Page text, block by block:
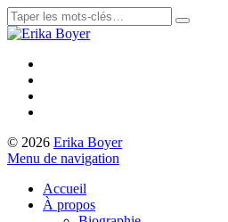
© 2026 Erika Boyer
Menu de navigation
Accueil
À propos